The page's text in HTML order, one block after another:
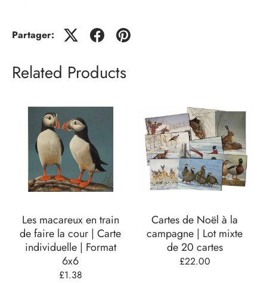
Partager:
Related Products
Les macareux en train
de faire la cour | Carte
individuelle | Format
6x6
£1.38
Cartes de Noël à la
campagne | Lot mixte
de 20 cartes
£22.00